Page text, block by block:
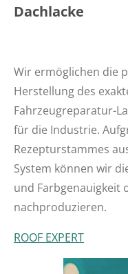
Dachlacke
Wir ermöglichen die
Herstellung des
Fahrzeugreparatur-
für die Industrie.
Rezepturstammes
System können wir
und Farbgenauigkeit
nachproduzieren.
ROOF EXPERT